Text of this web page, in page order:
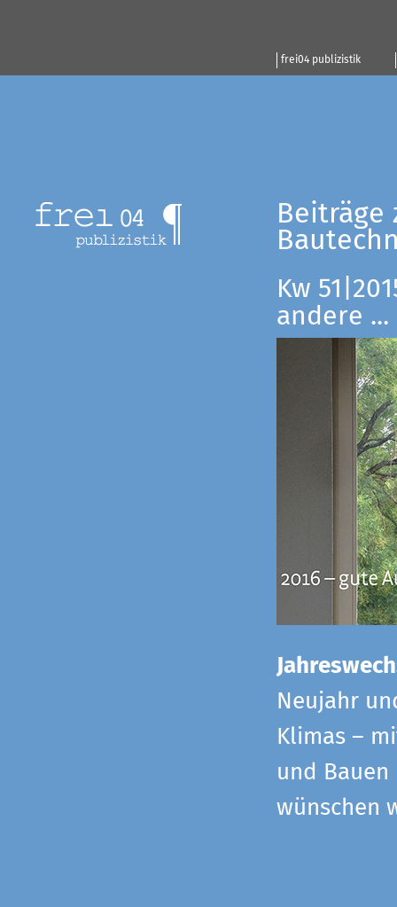
frei04 publizistik
Beiträge
Kw
andere ...
Neujahr
Klimas –
und
wünschen